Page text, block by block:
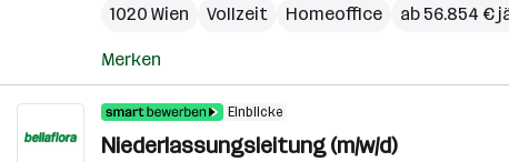
1020 Wien
Vollzeit Homeoffice ab 56.854 €
Merken
Einblicke
Niederlassungsleitung (m/w/d)